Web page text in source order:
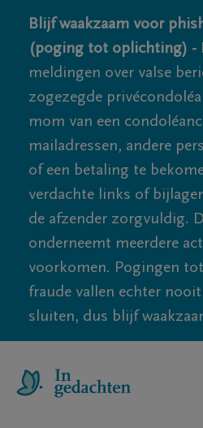
Blijf waakzaam voor
(poging tot oplichting) -
meldingen over valse
zogezegde
mom van een
mailadressen, andere
of een betaling te
verdachte links of
de afzender zorgvuldig.
onderneemt meerdere
voorkomen. Pogingen
fraude vallen echter
sluiten, dus blijf